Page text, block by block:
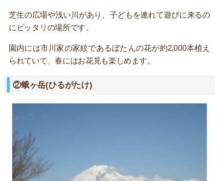
芝生の広場や浅い川があり、子どもを連れて遊びに来るの
にピッタリの場所です。
園内には市川家の家紋であるぼたんの花が約2,000本植え
られていて、春にはお花見も楽しめます。
②蛾ヶ岳(ひるがたけ)